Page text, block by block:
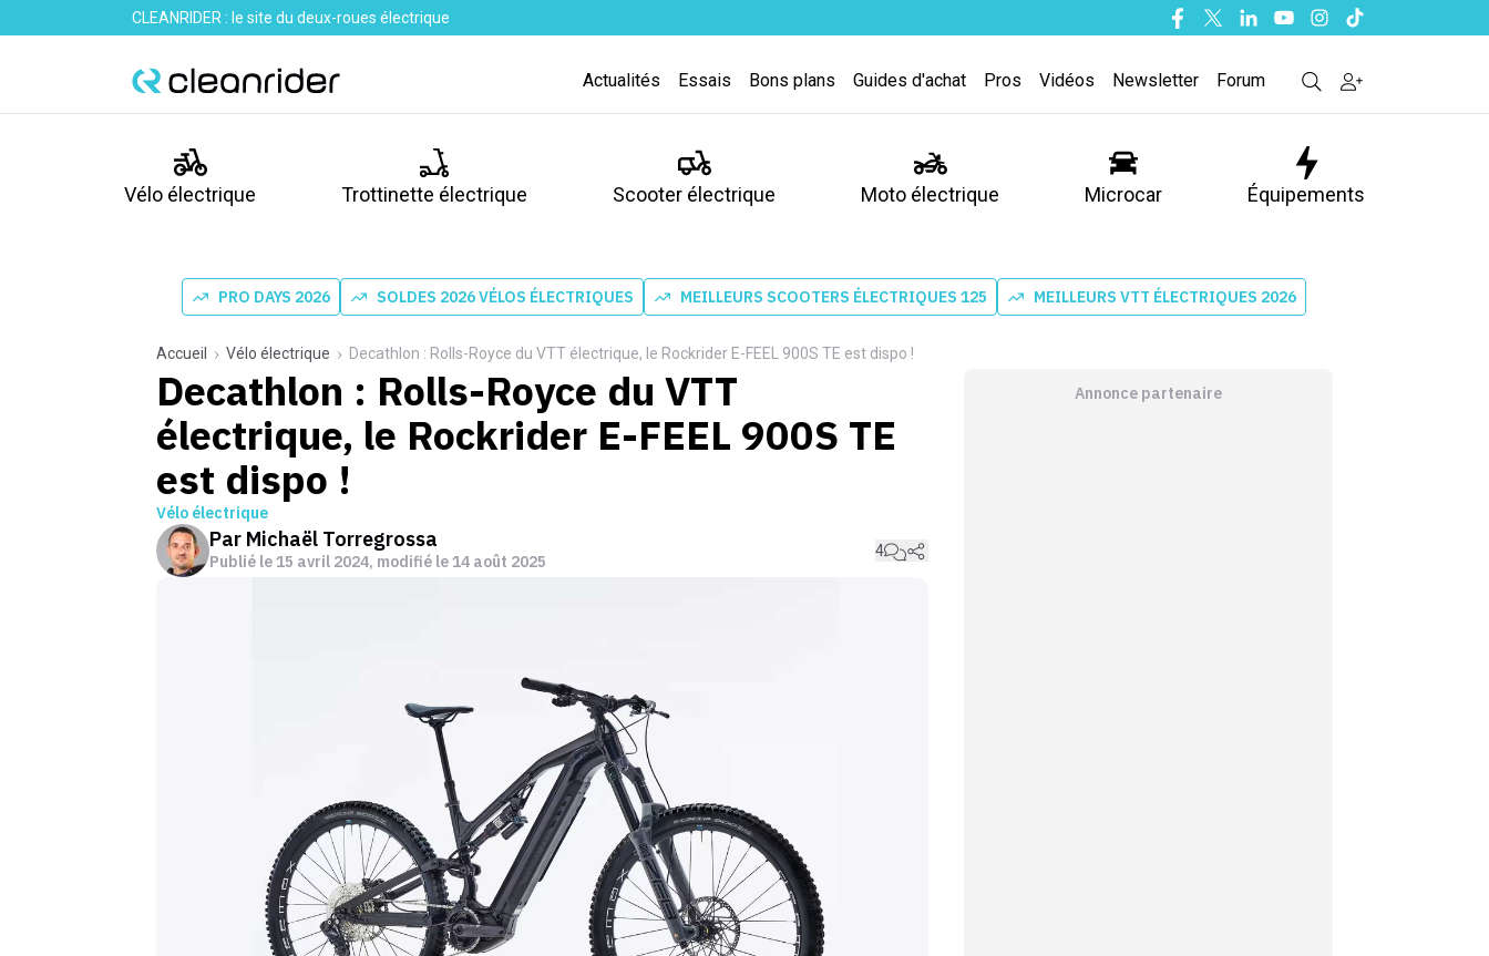
CLEANRIDER : le site du deux-roues électrique Facebook
TwitterLinkedinYoutubeInstagram
Tiktok
Actualités Essais Bons plans Guides d'achat Pros Vidéos Newsletter Forum
Vélo électrique Trottinette électrique Scooter électrique Moto électrique Microcar Équipements
PRO DAYS 2026 SOLDES 2026 VÉLOS ÉLECTRIQUES MEILLEURS SCOOTERS ÉLECTRIQUES 125 MEILLEURS VTT ÉLECTRIQUES 2026
Accueil Vélo électrique Decathlon : Rolls-Royce du VTT électrique, le Rockrider E-FEEL 900S TE est dispo !
Decathlon : Rolls-Royce du VTT
électrique, le Rockrider E-FEEL 900S TE
est dispo !
Vélo électrique
Par Michaël Torregrossa
Publié le15 avril 2024, modifié le 14 août 2025
4
Annonce partenaire